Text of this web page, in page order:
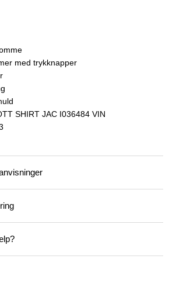
med trykknapper
SHIRT JAC I036484 VIN